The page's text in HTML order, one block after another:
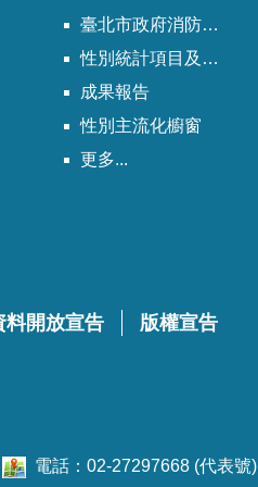
臺北市政府消防局歷次性別平等專案小組會議紀錄
性別統計項目及指標
成果報告
性別主流化櫥窗
更多...
料開放宣告 版權宣告
電話：02-27297668 (代表號)